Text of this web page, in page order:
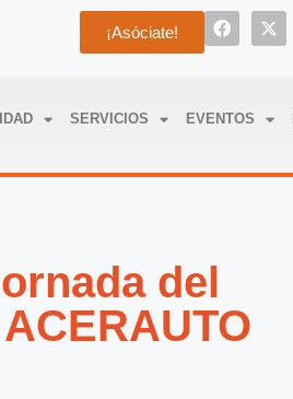
¡Asóciate!
SERVICIOS EVENTOS
del